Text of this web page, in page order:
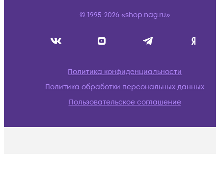
© 1995-2026 «shop.nag.ru»
Политика конфиденциальности
Политика обработки персональных данных
Пользовательское соглашение